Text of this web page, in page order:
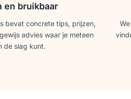
en bruikbaar
bevat concrete tips, prijzen,
advies waar je meteen
de slag kunt.